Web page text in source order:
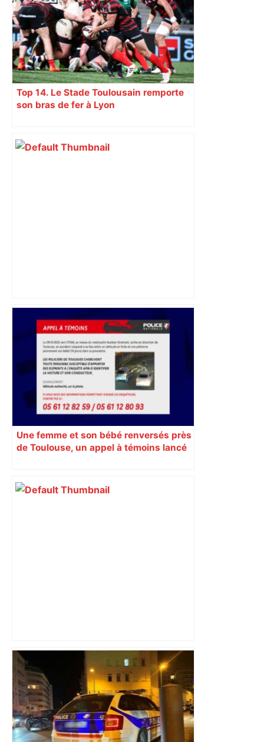
Top 14. Le Stade Toulousain remporte
son bras de fer à Lyon
Top 14: comment Perpignan a une
nouvelle fois fait tomber Toulouse? –
RMC Sport
Une femme et son bébé renversés près
de Toulouse, un appel à témoins lancé
Top 14 : Perpignan mate le leader
Toulouse et quitte la dernière place –
lanouvellerepublique.fr